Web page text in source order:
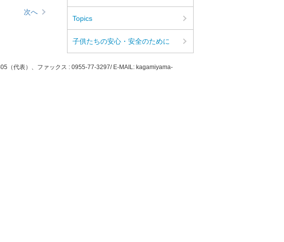
次へ
Topics
子供たちの安心・安全のために
（代表）、ファックス : 0955-77-3297/ E-MAIL: kagamiyama-